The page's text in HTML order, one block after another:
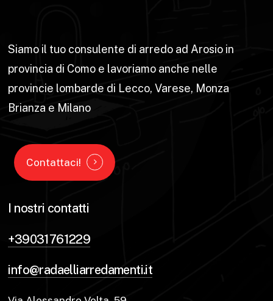
Siamo il tuo consulente di arredo ad Arosio in
provincia di Como e lavoriamo anche nelle
provincie lombarde di Lecco, Varese, Monza
Brianza e Milano
Contattaci!
I nostri contatti
+39031761229
info@radaelliarredamenti.it